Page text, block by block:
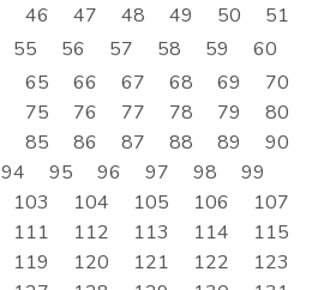
46 47 48 49 50
51
55 56 57 58 59
60
65 66 67 68 69
70
75 76 77 78 79
80
85 86 87 88 89
90
94 95 96 97 98
99
103 104 105 106
107
111 112 113 114
115
119 120 121 122
123